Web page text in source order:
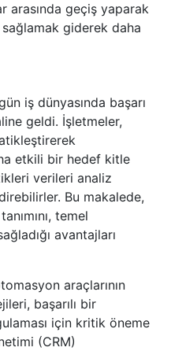
arasında geçiş yaparak
sağlamak giderek daha
iş dünyasında başarı
geldi. İşletmeler,
etkili bir hedef kitle
verileri analiz
Bu makalede,
temel
avantajları
araçlarının
başarılı bir
için kritik öneme
(CRM)